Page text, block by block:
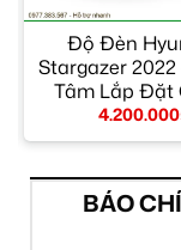
Độ Đèn
Stargazer 2022
Tâm Lắp Đặt
Hãng Giá Tốt
4.200.000
BÁO